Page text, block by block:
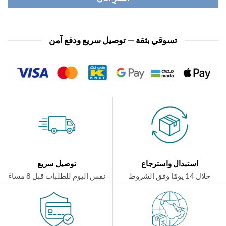
تسوقي بثقة — توصيل سريع ودفع آمن
استبدال واسترجاع
توصيل سريع
نفس اليوم للطلبات قبل 8 مساءً